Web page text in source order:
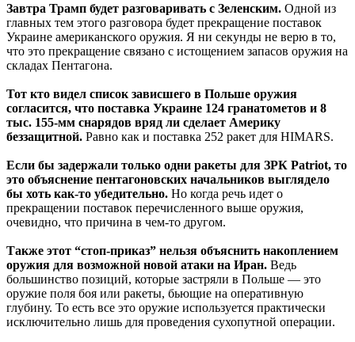
Завтра Трамп будет разговаривать с Зеленским. Одной из
главных тем этого разговора будет прекращение поставок
Украине американского оружия. Я ни секунды не верю в то,
что это прекращение связано с истощением запасов оружия на
складах Пентагона.
Тот кто видел список зависшего в Польше оружия
согласится, что поставка Украине 124 гранатометов и 8
тыс. 155-мм снарядов вряд ли сделает Америку
беззащитной. Равно как и поставка 252 ракет для HIMARS.
Если бы задержали только одни ракеты для ЗРК Patriot, то
это объяснение пентагоновских начальников выглядело
бы хоть как-то убедительно. Но когда речь идет о
прекращении поставок перечисленного выше оружия,
очевидно, что причина в чем-то другом.
Также этот “стоп-приказ” нельзя объяснить накоплением
оружия для возможной новой атаки на Иран. Ведь
большинство позиций, которые застряли в Польше — это
оружие поля боя или ракеты, бьющие на оперативную
глубину. То есть все это оружие используется практически
исключительно лишь для проведения сухопутной операции.